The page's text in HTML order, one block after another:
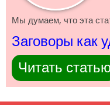
Мы думаем, что эта
Заговоры как
Читать статью